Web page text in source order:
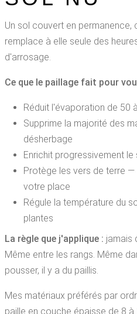
Un sol couvert en permanence,
remplace à elle seule des
d'arrosage.
Ce que le paillage fait pour
Réduit l'évaporation de 50
Supprime la majorité des
désherbage
Enrichit progressivement
Protège les vers de terre
votre place
Régule la température du
plantes
La règle que j'applique : jamais
Même entre les rangs. Même
pousser, il y a du paillis.
Mes matériaux préférés par
paille en couche épaisse de 8